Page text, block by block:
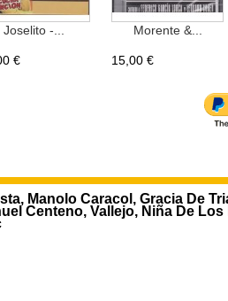
Joselito -...
€
Morente &...
15,00 €
Manolo Caracol, Gracia De
Centeno, Vallejo, Niña De Los